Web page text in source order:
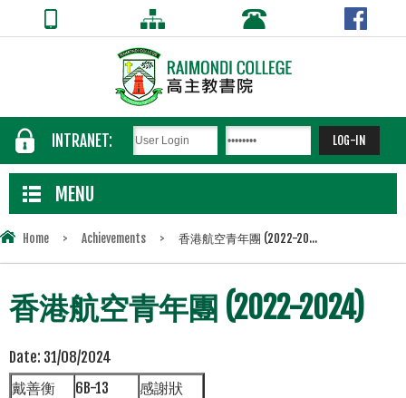
INTRANET:
MENU
Home > Achievements > 香港航空青年團 (2022-20...
香港航空青年團 (2022-2024)
Date: 31/08/2024
戴善衡
6B-13 感謝狀